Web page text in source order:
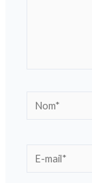
Nom*
E-